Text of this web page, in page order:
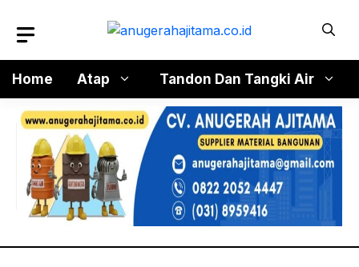
Home
Atap Tandon Dan Tangki Air